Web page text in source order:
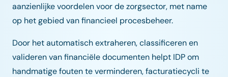
aanzienlijke voordelen voor de zorgsector, met name
op het gebied van financieel procesbeheer.
Door het automatisch extraheren, classificeren en
valideren van financiële documenten helpt IDP om
handmatige fouten te verminderen, facturatiecycli te